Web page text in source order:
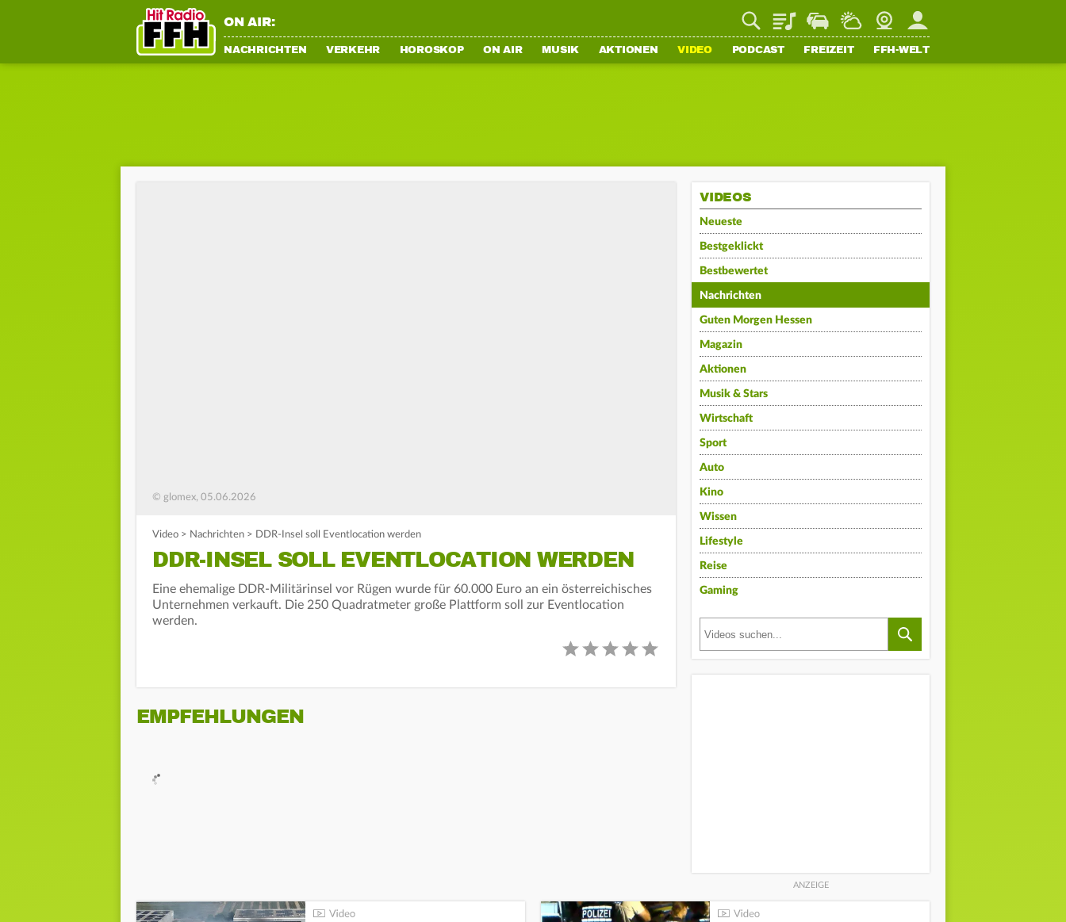
ON AIR: PlaylistStaupilotWetterWebcamMein FFH
NACHRICHTEN VERKEHR HOROSKOP ON AIR MUSIK AKTIONEN VIDEO PODCAST FREIZEIT FFH-WELT
© glomex, 05.06.2026
Video > Nachrichten > DDR-Insel soll Eventlocation werden
DDR-INSEL SOLL EVENTLOCATION WERDEN
Eine ehemalige DDR-Militärinsel vor Rügen wurde für 60.000 Euro an ein österreichisches
Unternehmen verkauft. Die 250 Quadratmeter große Plattform soll zur Eventlocation
werden.
EMPFEHLUNGEN
VIDEOS
Neueste
Bestgeklickt
Bestbewertet
Nachrichten
Guten Morgen Hessen
Magazin
Aktionen
Musik & Stars
Wirtschaft
Sport
Auto
Kino
Wissen
Lifestyle
Reise
Gaming